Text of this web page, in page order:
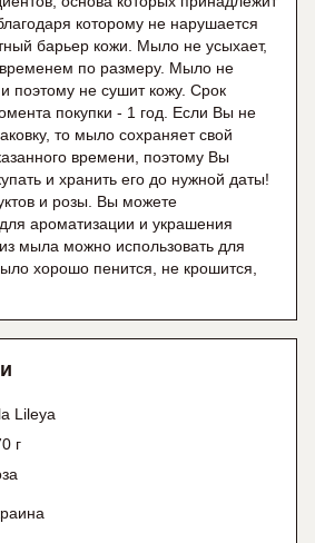
которому не нарушается
барьер кожи. Мыло не усыхает,
по размеру. Мыло не
поэтому не сушит кожу. Срок
покупки - 1 год. Если Вы не
то мыло сохраняет свой
времени, поэтому Вы
и хранить его до нужной даты!
и розы. Вы можете
для ароматизации и украшения
мыла можно использовать для
хорошо пенится, не крошится,
Lileya
г